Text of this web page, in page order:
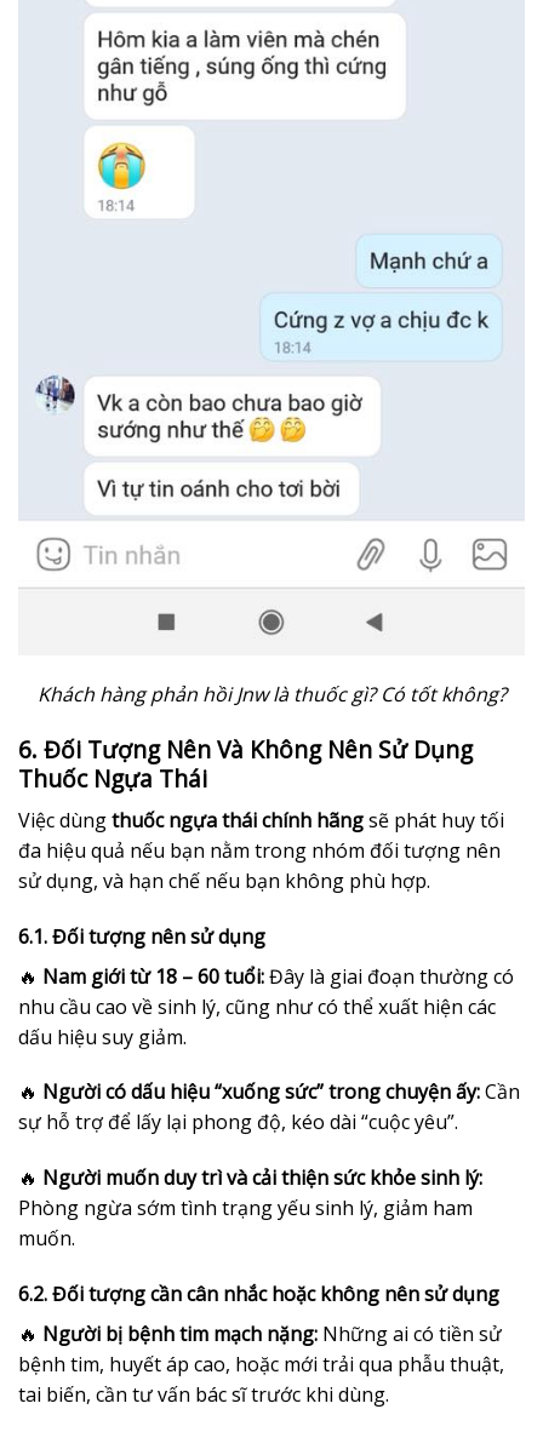
Khách hàng phản hồi Jnw là thuốc gì? Có tốt không?
6. Đối Tượng Nên Và Không Nên Sử Dụng
Thuốc Ngựa Thái
Việc dùngthuốc ngựa thái chính hãngsẽ phát huy tối
đa hiệu quả nếu bạn nằm trong nhóm đối tượng nên
sử dụng, và hạn chế nếu bạn không phù hợp.
6.1. Đối tượng nên sử dụng
🔥 Nam giới từ 18 – 60 tuổi:Đây là giai đoạn thường có
nhu cầu cao về sinh lý, cũng như có thể xuất hiện các
dấu hiệu suy giảm.
🔥 Người có dấu hiệu “xuống sức” trong chuyện ấy:Cần
sự hỗ trợ để lấy lại phong độ, kéo dài “cuộc yêu”.
🔥 Người muốn duy trì và cải thiện sức khỏe sinh lý:
Phòng ngừa sớm tình trạng yếu sinh lý, giảm ham
muốn.
6.2. Đối tượng cần cân nhắc hoặc không nên sử dụng
🔥 Người bị bệnh tim mạch nặng: Những ai có tiền sử
bệnh tim, huyết áp cao, hoặc mới trải qua phẫu thuật,
tai biến, cần tư vấn bác sĩ trước khi dùng.